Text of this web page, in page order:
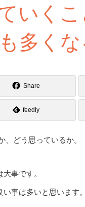
いく
多くな
Share
feedly
、どう思っているか。
事です。
事は多いと思います。